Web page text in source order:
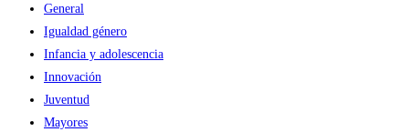
General
Igualdad género
Infancia y adolescencia
Innovación
Juventud
Mayores